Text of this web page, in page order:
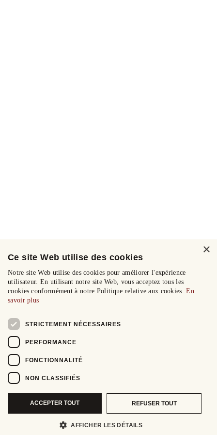
×
Ce site Web utilise des cookies
Notre site Web utilise des cookies pour améliorer l'expérience
utilisateur. En utilisant notre site Web, vous acceptez tous les
cookies conformément à notre Politique relative aux cookies.En
savoir plus
STRICTEMENT NÉCESSAIRES
PERFORMANCE
FONCTIONNALITÉ
NON CLASSIFIÉS
ACCEPTER TOUT REFUSER TOUT
AFFICHER LES DÉTAILS